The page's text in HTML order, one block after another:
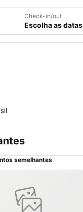
Check-in/out
Escolha as datas
semelhantes